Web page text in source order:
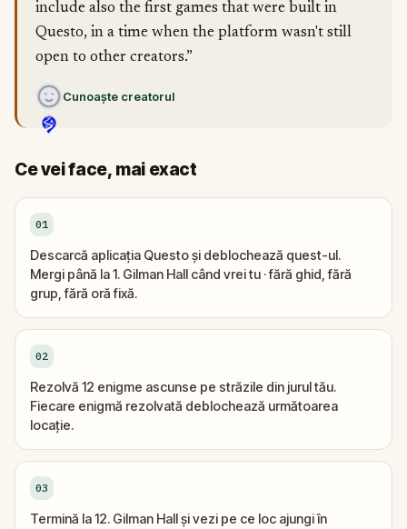
include also the first games that were built in
Questo, in a time when the platform wasn't still
open to other creators.”
Cunoaște creatorul
Ce vei face, mai exact
01
Descarcă aplicația Questo și deblochează quest-ul.
Mergi până la 1. Gilman Hall când vrei tu · fără ghid, fără
grup, fără oră fixă.
02
Rezolvă 12 enigme ascunse pe străzile din jurul tău.
Fiecare enigmă rezolvată deblochează următoarea
locație.
03
Termină la 12. Gilman Hall și vezi pe ce loc ajungi în